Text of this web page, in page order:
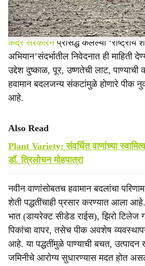
प्रणालीअंतर्गत ही वाणे विकसित
केंद्र सरकारने प्रसिद्ध केलेल्या ‘राष्ट्रीय
अभियान’संदर्भातील निवेदनात ही माहिती
उद्देश दुष्काळ, पूर, उष्णतेची लाट,
हवामान बदलजन्य संकटांमुळे होणारे पीक
आहे.
Also Read
Plant Variety: संवर्धित वाणांच्या
डॉ. त्रिलोचन मोहपात्रा
नवीन वाणांसोबतच हवामान बदलांचा
शेती पद्धतींचाही प्रसार करण्यात आला
भात (डायरेक्ट सीडेड राईस), झिरो टिलेज
पिकांचा वापर, तसेच पीक अवशेष
आहे. या पद्धतींमुळे पाण्याची बचत,
जमिनीचे आरोग्य सुधारण्यास मदत होत